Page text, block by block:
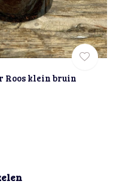
Roos klein bruin